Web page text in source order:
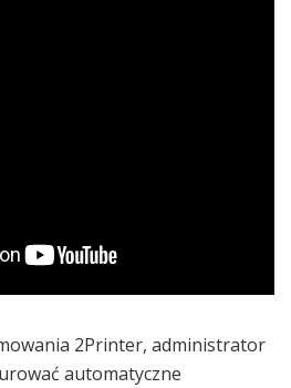
2Printer, administrator
automatyczne